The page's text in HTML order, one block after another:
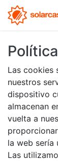
Las cookies
nuestros
dispositivo
almacenan
vuelta a
la web sería
Las